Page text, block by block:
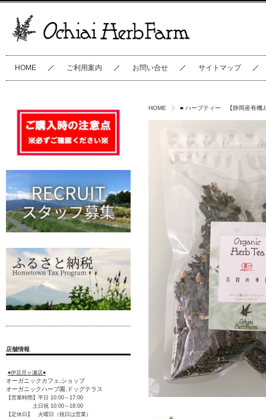
HOME ご利用案内 お問い合せ サイトマップ
HOME ■ ハーブティー 【静岡産有機
店舗情報
●伊豆月ヶ瀬店●
オーガニックカフェ,ショップ
オーガニックハーブ園,ドッグテラス
【営業時間】平日 10:00～17:00
土日祝 10:00～18:00
【定休日】 火曜日（祝日は営業）